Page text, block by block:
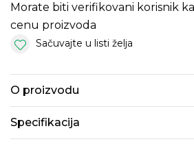
Morate biti verifikovani korisnik
cenu proizvoda
Sačuvajte u listi želja
O proizvodu
Specifikacija